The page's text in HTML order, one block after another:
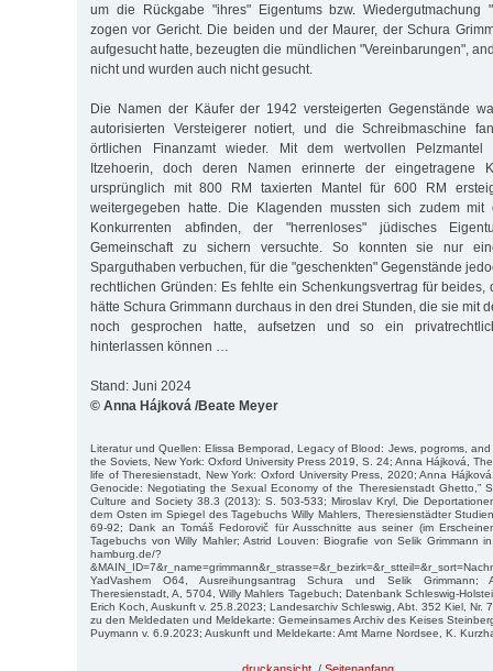
um die Rückgabe "ihres" Eigentums bzw. Wiedergutmachung
zogen vor Gericht. Die beiden und der Maurer, der Schura
aufgesucht hatte, bezeugten die mündlichen "Vereinbarungen",
nicht und wurden auch nicht gesucht.
Die Namen der Käufer der 1942 versteigerten Gegenstände
autorisierten Versteigerer notiert, und die Schreibmaschine
örtlichen Finanzamt wieder. Mit dem wertvollen
Itzehoerin, doch deren Namen erinnerte der eingetragene
ursprünglich mit 800 RM taxierten Mantel für 600 RM
weitergegeben hatte. Die Klagenden mussten sich zudem
Konkurrenten abfinden, der "herrenloses" jüdisches
Gemeinschaft zu sichern versuchte. So konnten sie nur
Sparguthaben verbuchen, für die "geschenkten" Gegenstände
rechtlichen Gründen: Es fehlte ein Schenkungsvertrag für beides,
hätte Schura Grimmann durchaus in den drei Stunden, die sie mit
noch gesprochen hatte, aufsetzen und so ein
hinterlassen können …
Stand: Juni 2024
© Anna Hájková /Beate Meyer
Literatur und Quellen: Elissa Bemporad, Legacy of Blood: Jews, pogroms,
the Soviets, New York: Oxford University Press 2019, S. 24; Anna Hájková,
life of Theresienstadt, New York: Oxford University Press, 2020; Anna
Genocide: Negotiating the Sexual Economy of the Theresienstadt Ghetto,”
Culture and Society 38.3 (2013): S. 503-533; Miroslav Kryl, Die
dem Osten im Spiegel des Tagebuchs Willy Mahlers, Theresienstädter
69-92; Dank an Tomáš Fedorovič für Ausschnitte aus seiner (im
Tagebuchs von Willy Mahler; Astrid Louven: Biografie von Selik Grimmann
hamburg.de/?
YadVashem O64, Ausreihungsantrag Schura und Selik Grimmann;
Theresienstadt, A, 5704, Willy Mahlers Tagebuch; Datenbank Schleswig-
Erich Koch, Auskunft v. 25.8.2023; Landesarchiv Schleswig, Abt. 352 Kiel, Nr.
zu den Meldedaten und Meldekarte: Gemeinsames Archiv des Keises
Puymann v. 6.9.2023; Auskunft und Meldekarte: Amt Marne Nordsee, K.
druckansicht / Seitenanfang